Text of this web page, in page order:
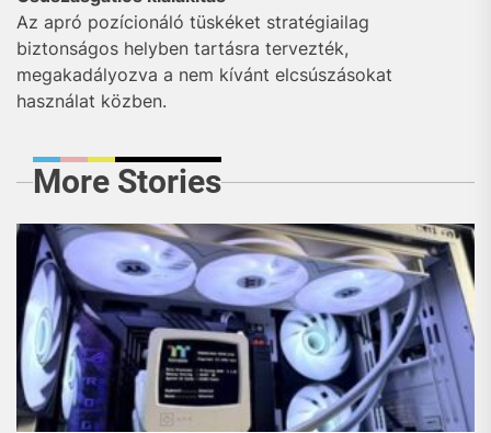
Az apró pozícionáló tüskéket stratégiailag
biztonságos helyben tartásra tervezték,
megakadályozva a nem kívánt elcsúszásokat
használat közben.
More Stories